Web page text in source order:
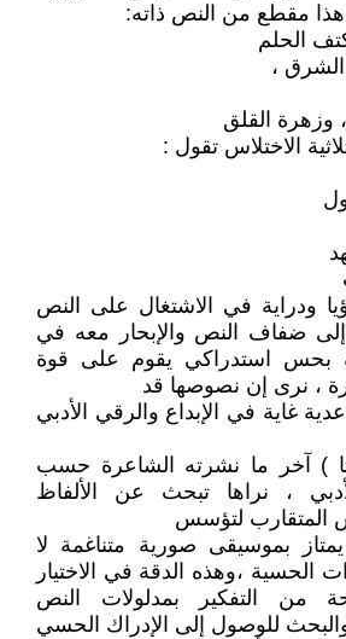
مقطع من النص ذاته:
الحلم
،
القلق
الاختلاس تقول :
ودراية في الاشتغال على النص
إلى ضفاف النص والإبحار معه في
بحس استدراكي يقوم على قوة
، نرى إن نصوصها قد
غاية في الإبداع والرقي الأدبي
) آخر ما نشرته الشاعرة حسب
، نراها تبحث عن الألفاظ
المتقارب لتؤسس
بموسيقى صورية متناغمة لا
الحسية ،وهذه الدقة في الاختيار
من التفكير بمدلولات النص
والبحث للوصول إلى الإدراك الحسي